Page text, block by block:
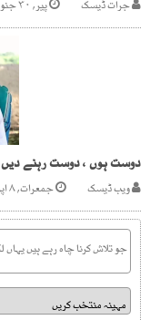
جرات ڈیسک پیر, ۳۰ جنوری ۲۰۲۳
دوست ہوں ، دوست رہنے دیں
ویب ڈیسک جمعرات, ۸ اپریل ۲۰۲۱